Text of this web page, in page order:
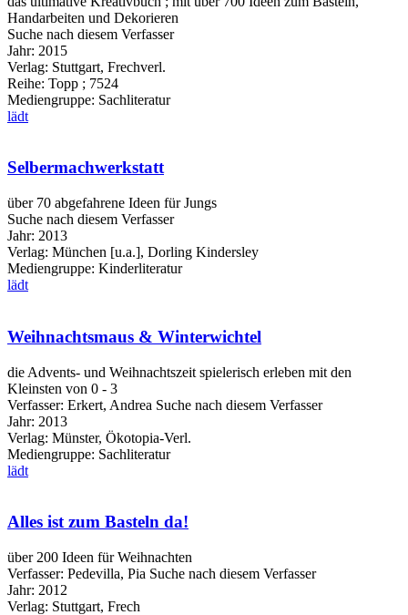
Handarbeiten und Dekorieren
Suche nach diesem Verfasser
Jahr: 2015
Verlag: Stuttgart, Frechverl.
Reihe: Topp ; 7524
Mediengruppe: Sachliteratur
lädt
Selbermachwerkstatt
über 70 abgefahrene Ideen für Jungs
Suche nach diesem Verfasser
Jahr: 2013
Verlag: München [u.a.], Dorling Kindersley
Mediengruppe: Kinderliteratur
lädt
Weihnachtsmaus & Winterwichtel
die Advents- und Weihnachtszeit spielerisch erleben mit den
Kleinsten von 0 - 3
Verfasser: Erkert, Andrea Suche nach diesem Verfasser
Jahr: 2013
Verlag: Münster, Ökotopia-Verl.
Mediengruppe: Sachliteratur
lädt
Alles ist zum Basteln da!
über 200 Ideen für Weihnachten
Verfasser: Pedevilla, Pia Suche nach diesem Verfasser
Jahr: 2012
Verlag: Stuttgart, Frech